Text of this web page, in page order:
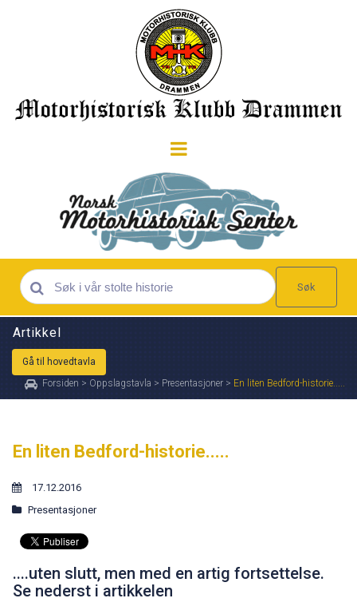
Søk
Artikkel
Gå til hovedtavla
Forsiden > Oppslagstavla > Presentasjoner > En liten Bedford-historie.....
En liten Bedford-historie.....
17.12.2016
Presentasjoner
....uten slutt, men med en artig fortsettelse.
Se nederst i artikkelen